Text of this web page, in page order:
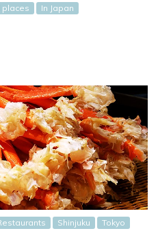
places
In Japan
Shinjuku
Tokyo